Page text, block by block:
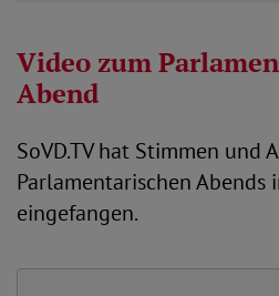
Video zum
Abend
SoVD.TV hat Stimmen und
Parlamentarischen Abends
eingefangen.